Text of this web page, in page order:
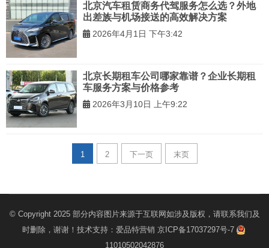
北京汽车租赁商务代驾服务怎么选？外地
出差族与机场接送的高效解决方案
2026年4月1日 下午3:42
北京长期租车公司哪家靠谱？企业长期租
车服务方案与价格参考
2026年3月10日 上午9:22
1 2 下一页 末页
© Copyright 2025 部分内容图片来源于互联网如涉及版权，请联系我们及
时删除，谢谢！技术支持： 爱品特营销 京ICP备17037297号-7
11010502042876